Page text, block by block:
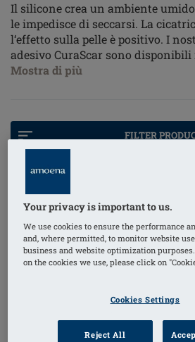
Il silicone crea un ambiente
le impedisce di seccarsi. La
l‘effetto sulla pelle è positivo. I
adesivo CuraScar sono
ancore, cerchi, strisce e rettangoli
anche la nostra linea di Reggiseni
CuraSupport e di Indumenti
un approccio terapeutico
assicurare la guarigione migliore
cicatrici.
Mostra di più
FILTER
Your privacy is important to us.
We use cookies to ensure the performance
and, where permitted, to monitor website
business and website optimization
on the cookies we use, please click on
Cookies Settings
Reject All